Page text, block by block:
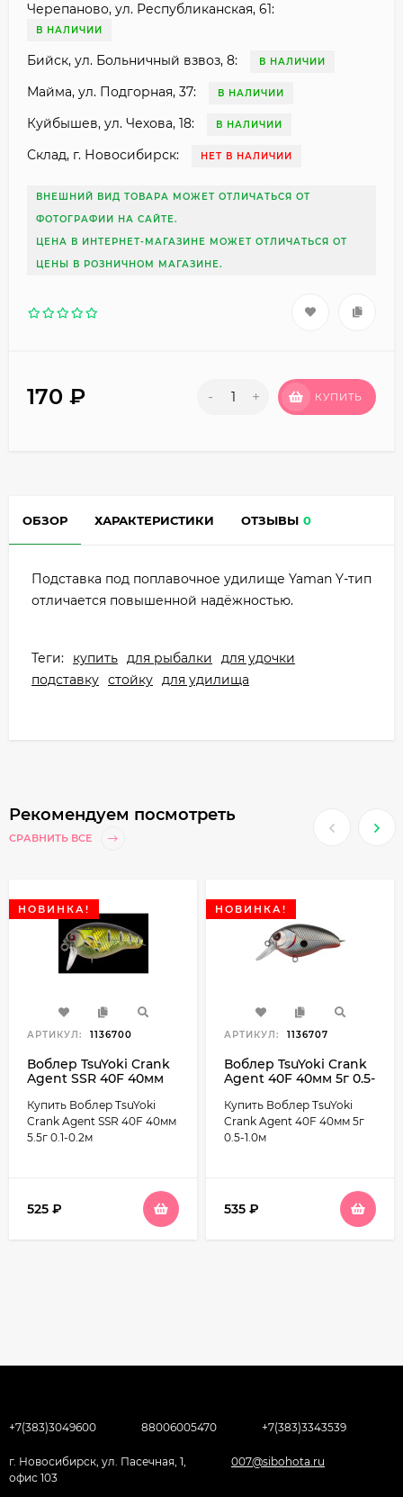
Черепаново, ул. Республиканская, 61:
В НАЛИЧИИ
Бийск, ул. Больничный взвоз, 8: В НАЛИЧИИ
Майма, ул. Подгорная, 37: В НАЛИЧИИ
Куйбышев, ул. Чехова, 18: В НАЛИЧИИ
Склад, г. Новосибирск: НЕТ В НАЛИЧИИ
ВНЕШНИЙ ВИД ТОВАРА МОЖЕТ ОТЛИЧАТЬСЯ ОТ
ФОТОГРАФИИ НА САЙТЕ.
ЦЕНА В ИНТЕРНЕТ-МАГАЗИНЕ МОЖЕТ ОТЛИЧАТЬСЯ ОТ
ЦЕНЫ В РОЗНИЧНОМ МАГАЗИНЕ.
170 ₽ - + КУПИТЬ
ОБЗОР ХАРАКТЕРИСТИКИ ОТЗЫВЫ 0
Подставка под поплавочное удилище Yaman Y-тип
отличается повышенной надёжностью.
Теги: купить для рыбалки
для удочки
подставку стойку для удилища
Рекомендуем посмотреть
СРАВНИТЬ ВСЕ
НОВИНКА!
АРТИКУЛ: 1136700
Воблер TsuYoki Crank
Agent SSR 40F 40мм
Купить Воблер TsuYoki
Crank Agent SSR 40F 40мм
5.5г 0.1-0.2м
525 ₽
НОВИНКА!
АРТИКУЛ: 1136707
Воблер TsuYoki Crank
Agent 40F 40мм 5г 0.5-
Купить Воблер TsuYoki
Crank Agent 40F 40мм 5г
0.5-1.0м
535 ₽
+7(383)3049600 88006005470 +7(383)3343539
г. Новосибирск, ул. Пасечная, 1,
офис 103
007@sibohota.ru